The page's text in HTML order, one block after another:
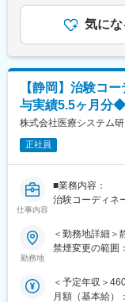
残業時間も月10
手当もございま
導入研修が80時
CRC社内認定制
しい知識を身に
す。
■キャリアステッ
CRCとして幅広
の疾患領域の専
また、グルー
ェンジ、事業の
変更の範囲：会
がなく苦しんで
療にあたる医
入社は原則偶数
社にて集合研修
要な法令から実
す。その後、各
ともに医療機関
確認テストやチ
で一人で担当を
社者に対してフ
■同社の魅力：
・チームワーク
れます。また、
理対応をしてく
管理職におけ
る会社「管理職
気にな
【静岡】治験コ
与実績5.5ヶ月分
株式会社医療システム
正社員
仕事内容
■業務内容：
治験コーディネ
作成補助・モ
■同社の特徴：
・複数の医療機
る。
勤務地
＜勤務地詳細＞
禁煙変更の範囲
＜予定年収＞
月額（基本給）